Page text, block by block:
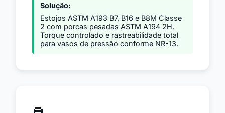
Solução:
Estojos ASTM A193 B7, B16 e B8M Classe
2 com porcas pesadas ASTM A194 2H.
Torque controlado e rastreabilidade total
para vasos de pressão conforme NR-13.